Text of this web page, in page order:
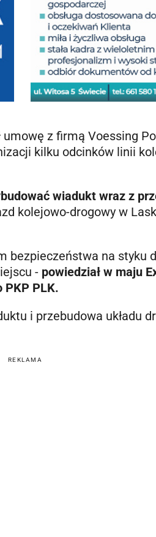
umowę z firmą Voessing
kilku odcinków linii
wiadukt wraz z
kolejowo-drogowy w
bezpieczeństwa na styku
- powiedział w maju
PKP PLK.
i przebudowa układu
REKLAMA